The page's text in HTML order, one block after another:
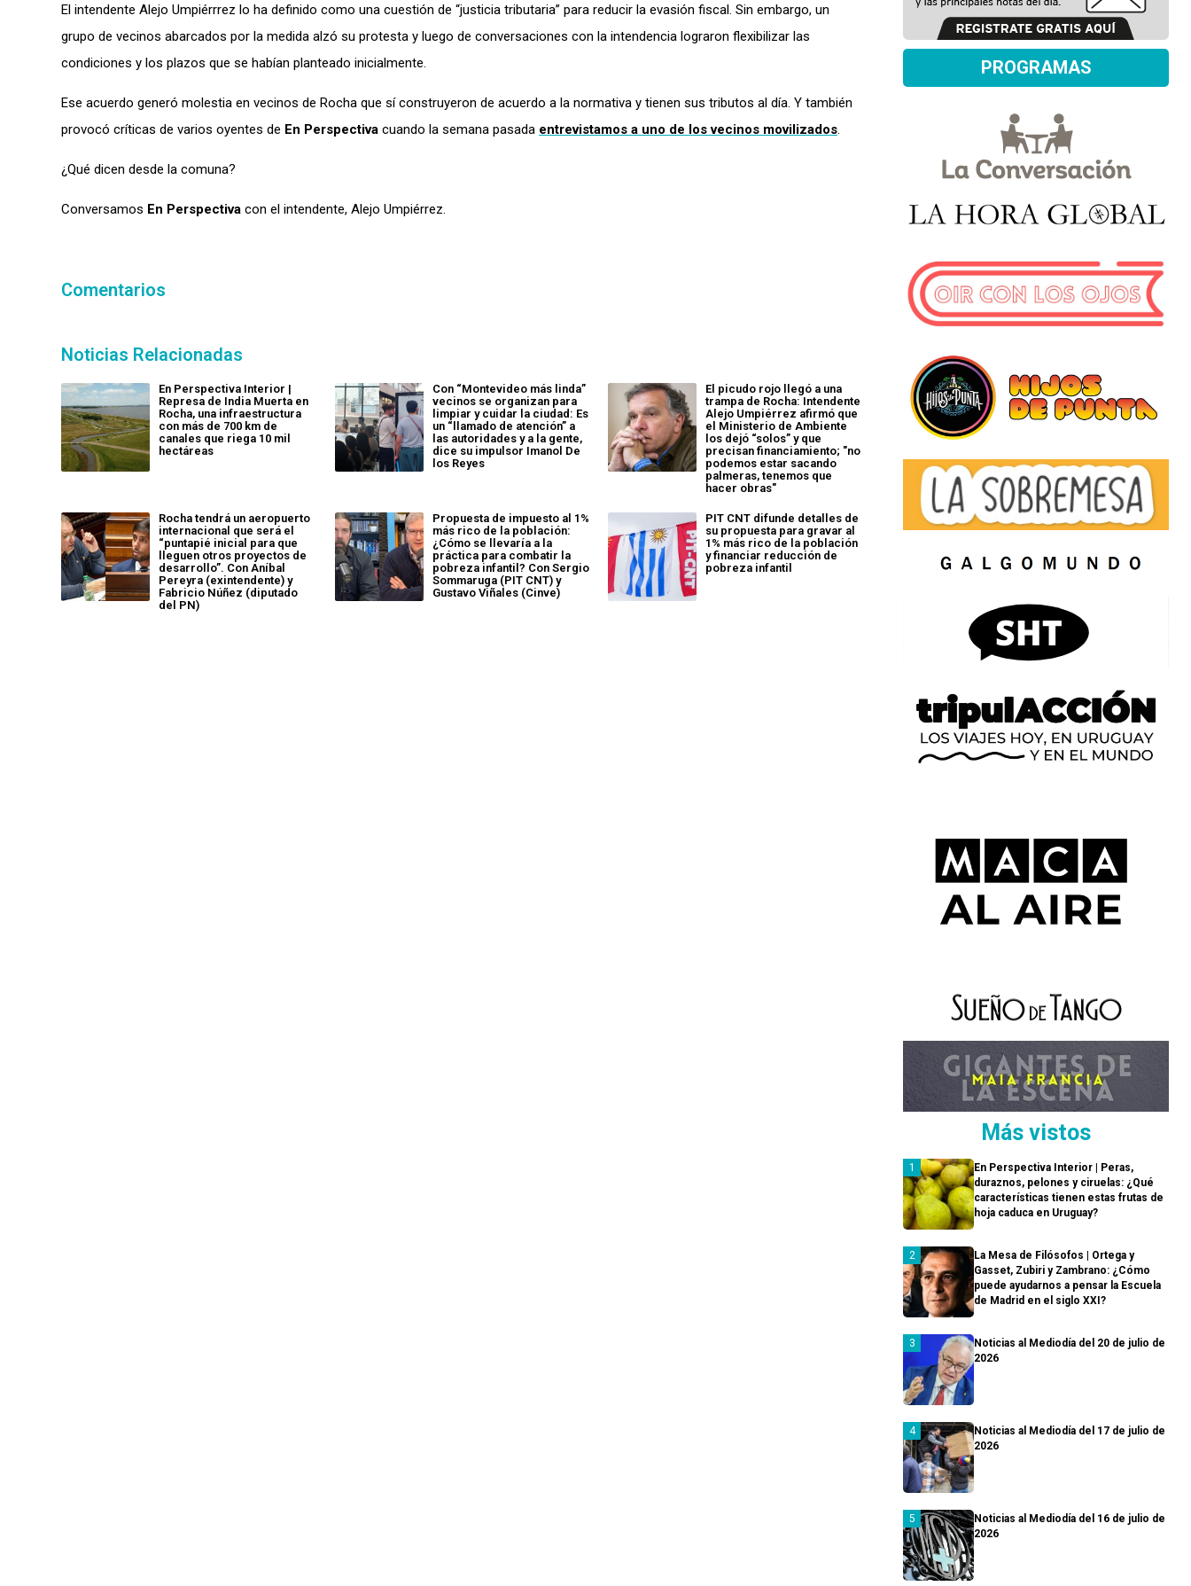
El intendente Alejo Umpiérrrez lo ha definido como una cuestión de “justicia tributaria” para reducir la evasión fiscal. Sin embargo, un
grupo de vecinos abarcados por la medida alzó su protesta y luego de conversaciones con la intendencia lograron flexibilizar las
condiciones y los plazos que se habían planteado inicialmente.
Ese acuerdo generó molestia en vecinos de Rocha que sí construyeron de acuerdo a la normativa y tienen sus tributos al día. Y también
provocó críticas de varios oyentes de En Perspectiva cuando la semana pasada entrevistamos a uno de los vecinos movilizados.
¿Qué dicen desde la comuna?
Conversamos En Perspectiva con el intendente, Alejo Umpiérrez.
Comentarios
Noticias Relacionadas
En Perspectiva Interior |
Represa de India Muerta en
Rocha, una infraestructura
con más de 700 km de
canales que riega 10 mil
hectáreas
Con “Montevideo más linda”
vecinos se organizan para
limpiar y cuidar la ciudad: Es
un “llamado de atención” a
las autoridades y a la gente,
dice su impulsor Imanol De
los Reyes
El picudo rojo llegó a una
trampa de Rocha: Intendente
Alejo Umpiérrez afirmó que
el Ministerio de Ambiente
los dejó “solos” y que
precisan financiamiento; "no
podemos estar sacando
palmeras, tenemos que
hacer obras"
Rocha tendrá un aeropuerto
internacional que será el
“puntapié inicial para que
lleguen otros proyectos de
desarrollo”. Con Aníbal
Pereyra (exintendente) y
Fabricio Núñez (diputado
del PN)
Propuesta de impuesto al 1%
más rico de la población:
¿Cómo se llevaría a la
práctica para combatir la
pobreza infantil? Con Sergio
Sommaruga (PIT CNT) y
Gustavo Viñales (Cinve)
PIT CNT difunde detalles de
su propuesta para gravar al
1% más rico de la población
y financiar reducción de
pobreza infantil
PROGRAMAS
Más vistos
En Perspectiva Interior | Peras,
duraznos, pelones y ciruelas: ¿Qué
características tienen estas frutas de
hoja caduca en Uruguay?
La Mesa de Filósofos | Ortega y
Gasset, Zubiri y Zambrano: ¿Cómo
puede ayudarnos a pensar la Escuela
de Madrid en el siglo XXI?
Noticias al Mediodía del 20 de julio de
2026
Noticias al Mediodía del 17 de julio de
2026
Noticias al Mediodía del 16 de julio de
2026